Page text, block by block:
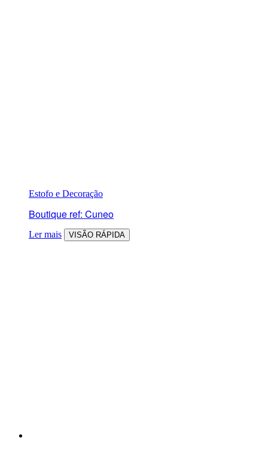
Estofo e Decoração
Boutique ref: Cuneo
Ler mais VISÃO RÁPIDA